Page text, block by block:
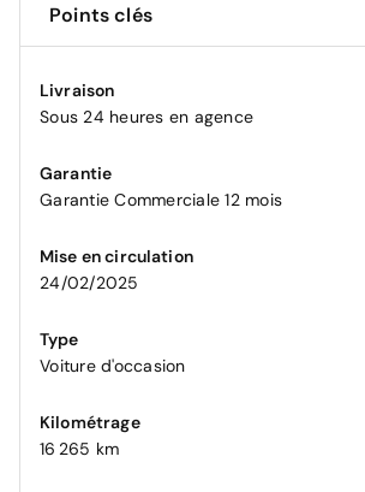
Points clés
Livraison
Sous 24 heures en agence
Garantie
Garantie Commerciale 12 mois
Mise en circulation
24/02/2025
Type
Voiture d'occasion
Kilométrage
16 265 km